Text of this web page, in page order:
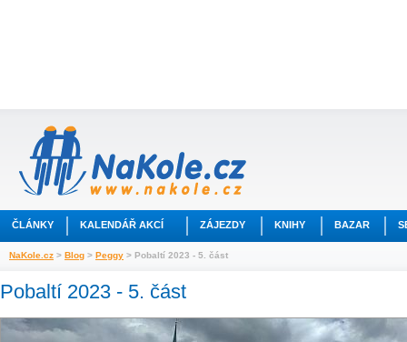
ČLÁNKY KALENDÁŘ AKCÍ ZÁJEZDY KNIHY BAZAR
NaKole.cz > Blog > Peggy > Pobaltí 2023 - 5. část
Pobaltí 2023 - 5. část